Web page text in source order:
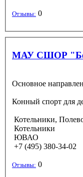
Отзывы: 0
МАУ СШОР
Основное
Конный спорт для
Котельники,
Котельники
ЮВАО
+7 (495) 380-34-02
Отзывы: 0